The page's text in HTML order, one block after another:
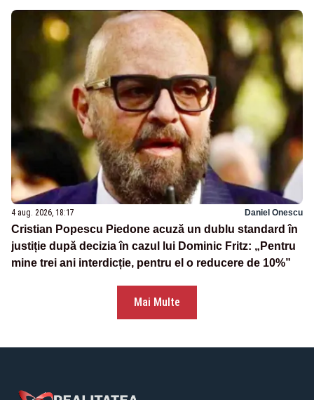
4 aug. 2026, 18:17 Daniel Onescu
Cristian Popescu Piedone acuză un dublu standard în
justiție după decizia în cazul lui Dominic Fritz: „Pentru
mine trei ani interdicție, pentru el o reducere de 10%”
Mai Multe